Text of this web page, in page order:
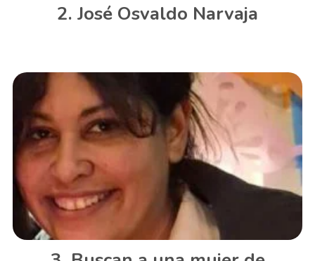
José Osvaldo Narvaja